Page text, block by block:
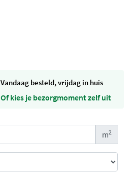
vandaag besteld, vrijdag in huis
Of kies je bezorgmoment zelf uit
m2